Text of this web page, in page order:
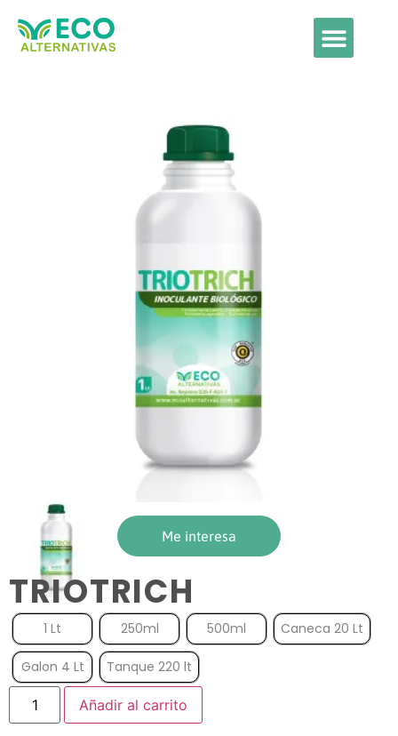
Me interesa
TRIOTRICH
1 Lt 250ml 500ml Caneca 20 Lt
Galon 4 Lt Tanque 220 lt
Añadir al carrito